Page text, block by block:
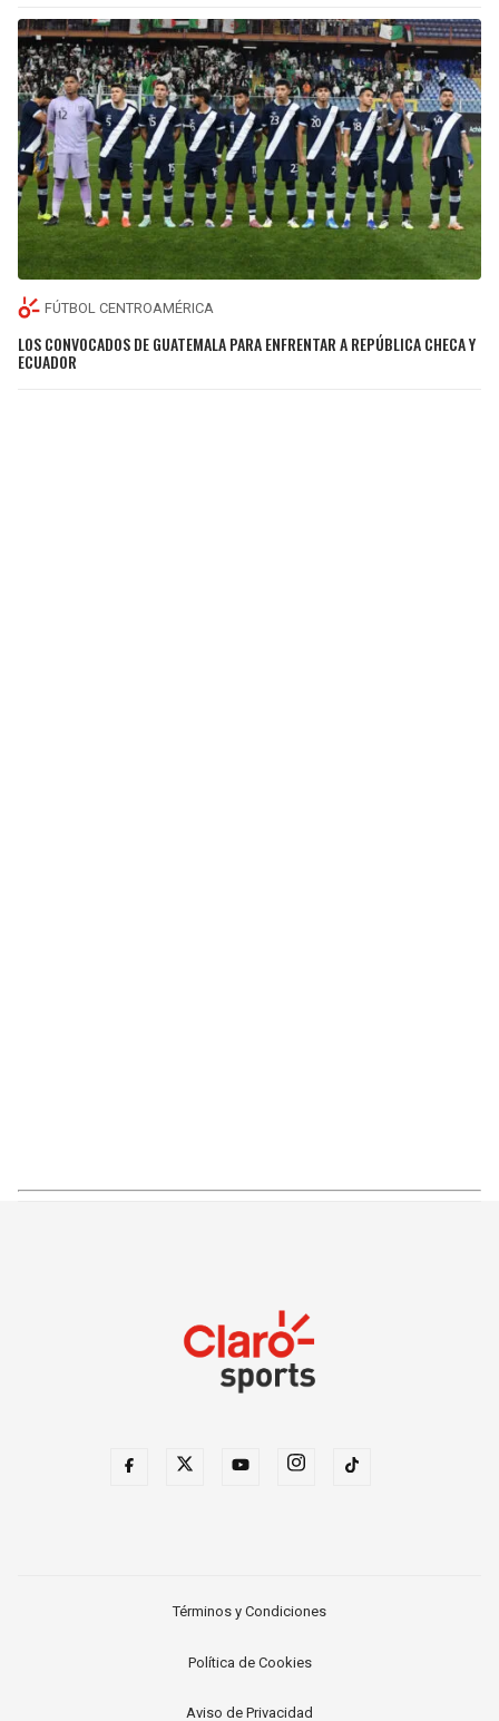
FÚTBOL CENTROAMÉRICA
LOS CONVOCADOS DE GUATEMALA PARA ENFRENTAR A REPÚBLICA CHECA Y
ECUADOR
Términos y Condiciones
Política de Cookies
Aviso de Privacidad